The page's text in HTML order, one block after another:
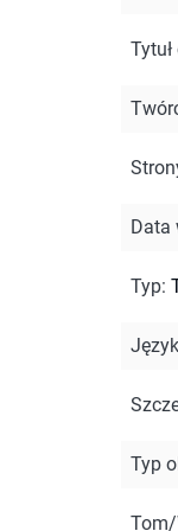
Data
Typ:
Typ